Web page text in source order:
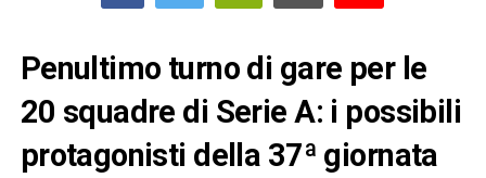
Penultimo turno di gare per le
20 squadre di Serie A: i possibili
protagonisti della 37ª giornata